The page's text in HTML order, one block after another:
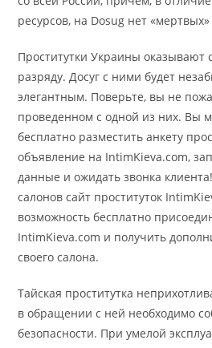
ресурсов, на Dosug нет «мертвых»
Проститутки Украины оказывают
разряду. Досуг с ними будет
элегантным. Поверьте, вы не
проведенном с одной из них. Вы
бесплатно разместить анкету
объявление на IntimKieva.com,
данные и ожидать звонка
салонов сайт проституток
возможность бесплатно
IntimKieva.com и получить
своего салона.
Тайская проститутка
в обращении с ней необходимо
безопасности. При умелой